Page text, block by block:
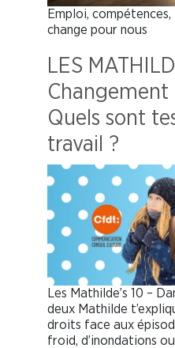
Emploi,
change pour nous
LES
Quels sont
travail ?
Les Mathilde’s 10 –
deux Mathilde
droits face aux
froid, d’inondations